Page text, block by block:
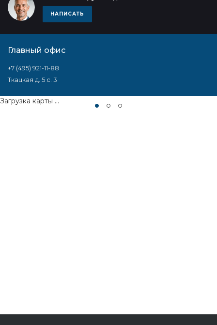
НАПИСАТЬ
Главный офис
+7 (495) 921-11-88
Ткацкая д. 5 с. 3
Загрузка карты ...